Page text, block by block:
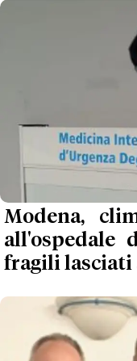
Modena,
all'ospedale
fragili lasciati